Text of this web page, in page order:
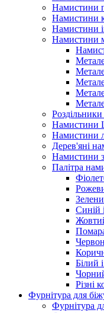
Намистини
Намистини
Намистини
Намистини
Роздільники
Намистини
Намистини
Дерев'яні
Намистини
Палітра
Синій
Білий
Різні
Фурнітура для
Фурнітура